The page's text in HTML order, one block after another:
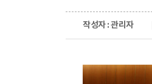
작성자 : 관리자